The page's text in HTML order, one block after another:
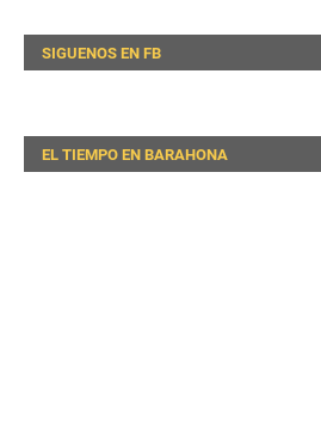
SIGUENOS EN FB
EL TIEMPO EN BARAHONA